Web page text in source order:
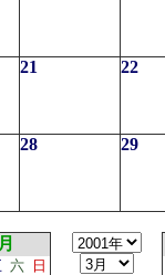
21 22
28 29
六
日